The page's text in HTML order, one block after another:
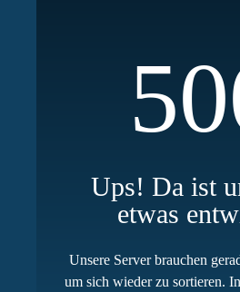
Ups! Da ist
etwas
Unsere Server brauchen
um sich wieder zu sortieren.